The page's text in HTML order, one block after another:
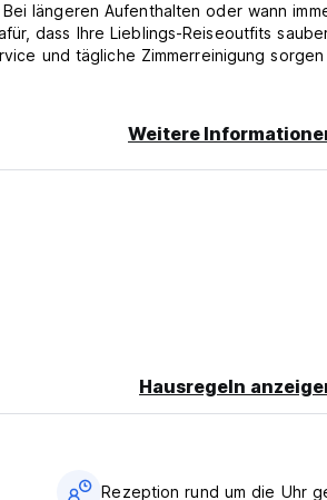
längeren Aufenthalten oder wann
dass Ihre Lieblings-Reiseoutfits
und tägliche Zimmerreinigung sorgen
Für Gäste, die rauchen möchten,
Gäste wie zu Hause fühlen. Genießen
verfügen. Für ein bisschen
und eine Minibar vorhanden sind.
Gästebädern einen Haartrockner,
Ihres Aufenthalts in Rechnung
Weitere
Hausregeln
Rezeption rund um die Uhr